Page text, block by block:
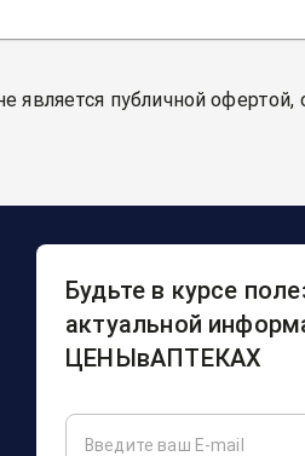
является публичной
Будьте в курсе
актуальной
ЦЕНЫвАПТЕКАХ